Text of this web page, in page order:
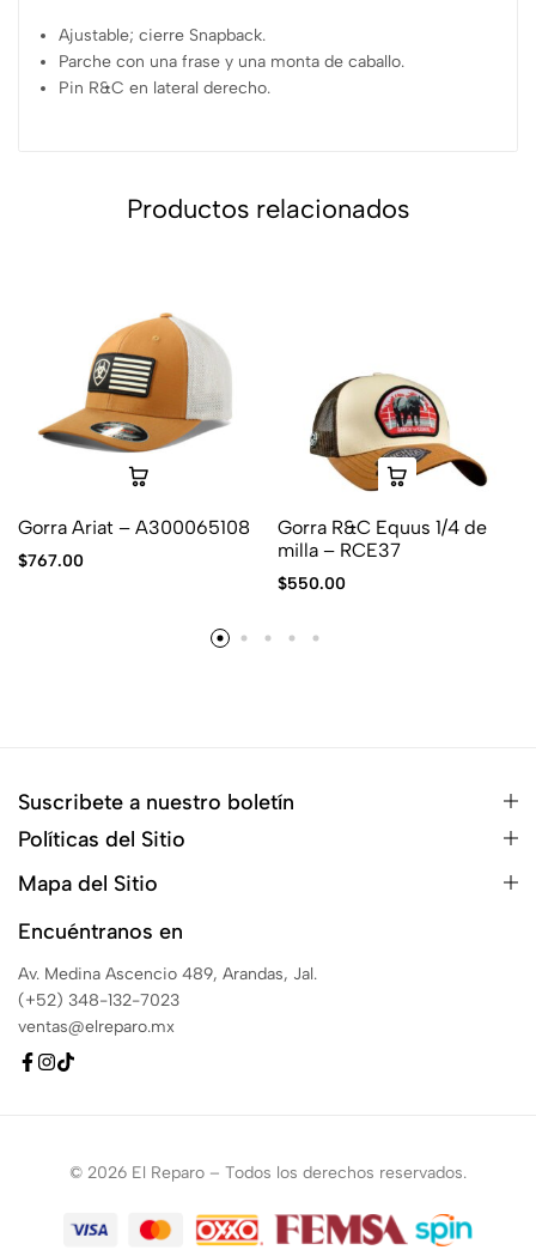
Ajustable; cierre Snapback.
Parche con una frase y una monta de caballo.
Pin R&C en lateral derecho.
Productos relacionados
Gorra Ariat – A300065108
$767.00
Gorra R&C Equus 1/4 de
milla – RCE37
$550.00
Suscribete a nuestro boletín
Políticas del Sitio
Mapa del Sitio
Encuéntranos en
Av. Medina Ascencio 489, Arandas, Jal.
(+52) 348-132-7023
ventas@elreparo.mx
© 2026 El Reparo – Todos los derechos reservados.